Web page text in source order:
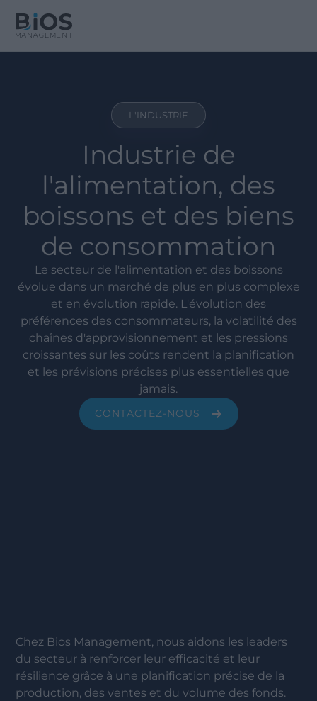
L'INDUSTRIE
Industrie de
l'alimentation, des
boissons et des biens
de consommation
Le secteur de l'alimentation et des boissons
évolue dans un marché de plus en plus complexe
et en évolution rapide. L'évolution des
préférences des consommateurs, la volatilité des
chaînes d'approvisionnement et les pressions
croissantes sur les coûts rendent la planification
et les prévisions précises plus essentielles que
jamais.
CONTACTEZ-NOUS
Chez Bios Management, nous aidons les leaders
du secteur à renforcer leur efficacité et leur
résilience grâce à une planification précise de la
production, des ventes et du volume des fonds.